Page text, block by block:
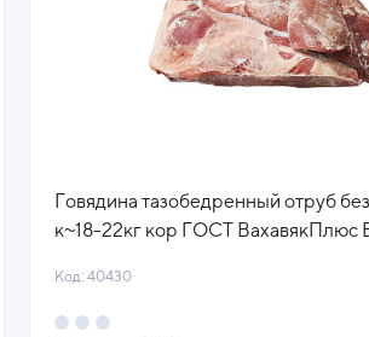
Говядина тазобедренный отруб
к~18-22кг кор ГОСТ ВахавякПлюс
Код: 40430